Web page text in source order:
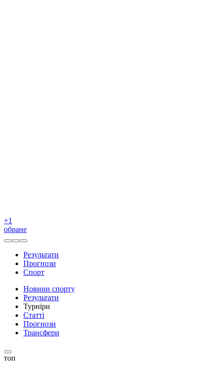
+1
обране
Результати
Прогнози
Спорт
Новини спорту
Результати
Турніри
Статті
Прогнози
Трансфери
топ